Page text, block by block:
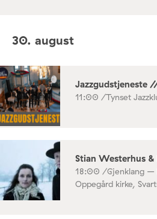
30. august
Jazzgudstjeneste
11:00 /Tynset
Stian Westerhus &
18:00 /Gjenklang –
Oppegård kirke,